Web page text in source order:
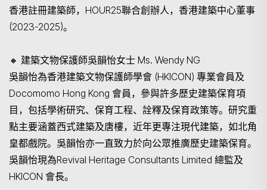
香港註冊建築師，HOUR25聯合創辦人，香港建築中心董事
(2023-2025)。
🔸 建築文物保護師吳韻怡女士 Ms. Wendy NG
吳韻怡為香港建築文物保護師學會 (HKICON) 專業會員及
Docomomo Hong Kong 會員，參與許多歷史建築保育項
目，包括學術研究、保育工程、詮釋及保育政策等。研究重
點主要涵蓋西式建築及唐樓，近年更專注現代建築，如北角
皇都戲院。吳韻怡亦一直致力於向公眾推廣歷史建築保育。
吳韻怡現為Revival Heritage Consultants Limited 總監及
HKICON 會長。